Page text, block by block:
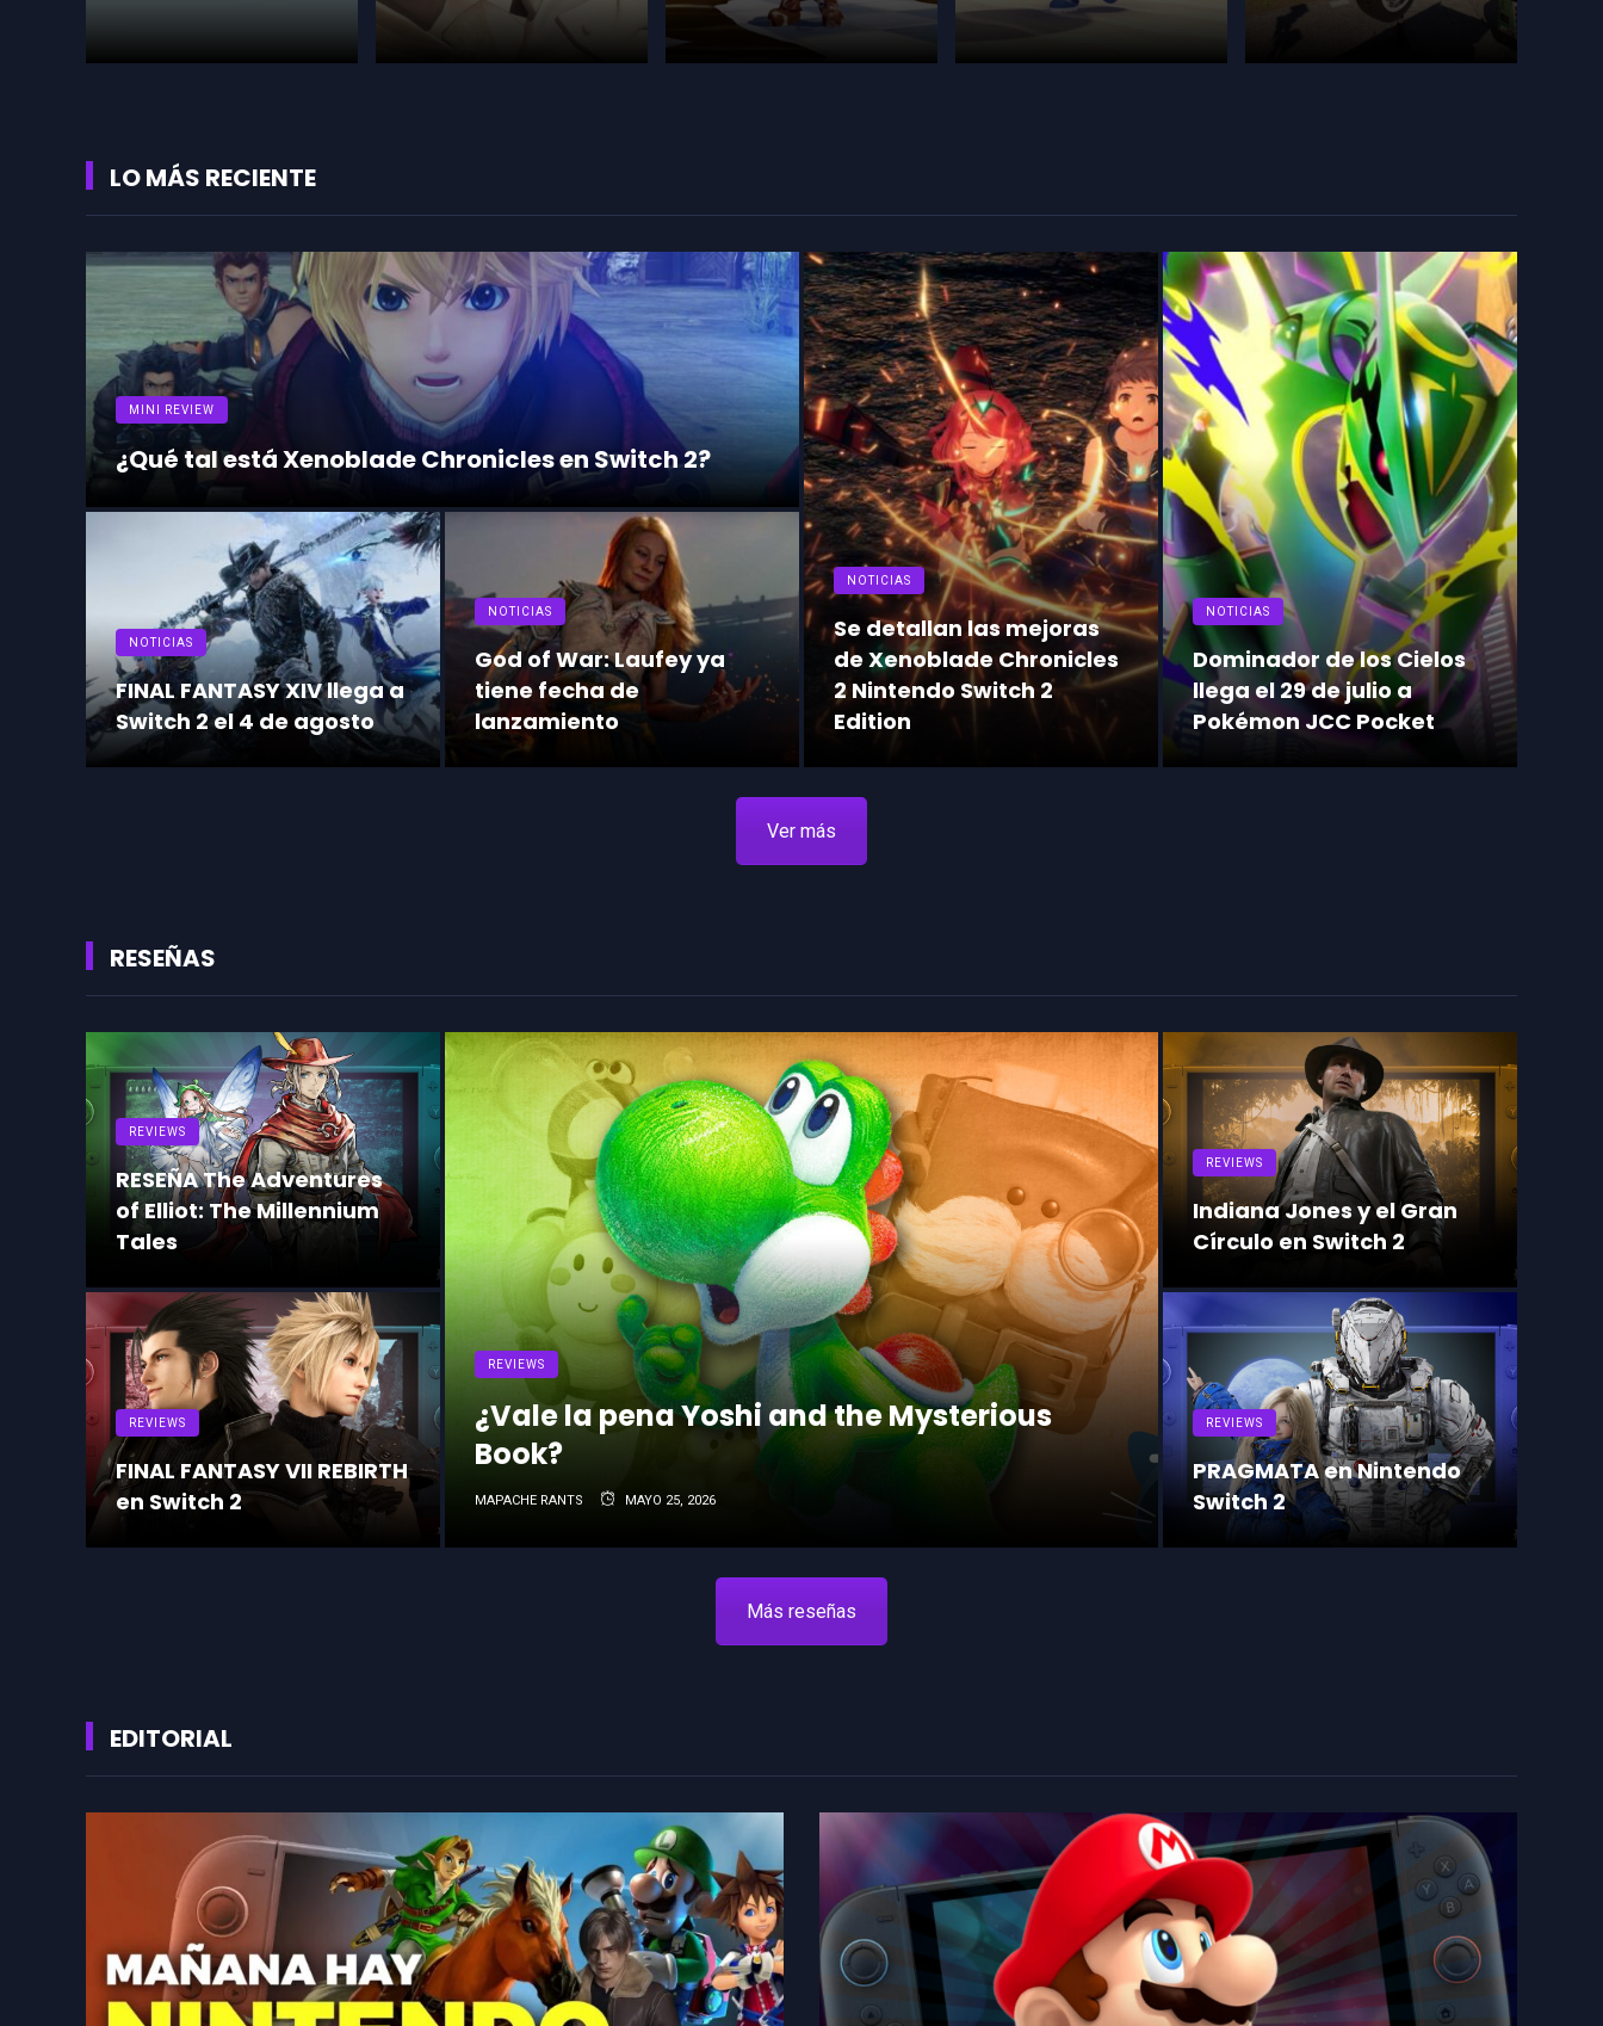
LO MÁS RECIENTE
MINI REVIEW
¿Qué tal está Xenoblade Chronicles en Switch 2?
NOTICIAS
FINAL FANTASY XIV llega a
Switch 2 el 4 de agosto
NOTICIAS
God of War: Laufey ya
tiene fecha de
lanzamiento
NOTICIAS
Se detallan las mejoras
de Xenoblade Chronicles
2 Nintendo Switch 2
Edition
NOTICIAS
Dominador de los Cielos
llega el 29 de julio a
Pokémon JCC Pocket
Ver más
RESEÑAS
REVIEWS
RESEÑA The Adventures
of Elliot: The Millennium
Tales
REVIEWS
FINAL FANTASY VII REBIRTH
en Switch 2
REVIEWS
¿Vale la pena Yoshi and the Mysterious
Book?
MAPACHE RANTS MAYO 25, 2026
REVIEWS
Indiana Jones y el Gran
Círculo en Switch 2
REVIEWS
PRAGMATA en Nintendo
Switch 2
Más reseñas
EDITORIAL